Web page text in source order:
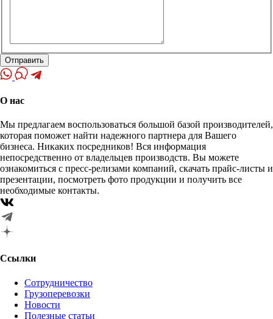
Отправить
О нас
Мы предлагаем воспользоваться большой базой производителей,
которая поможет найти надежного партнера для Вашего
бизнеса. Никаких посредников! Вся информация
непосредственно от владельцев производств. Вы можете
ознакомиться с пресс-релизами компаний, скачать прайс-листы и
презентации, посмотреть фото продукции и получить все
необходимые контакты.
Ссылки
Сотрудничество
Грузоперевозки
Новости
Полезные статьи